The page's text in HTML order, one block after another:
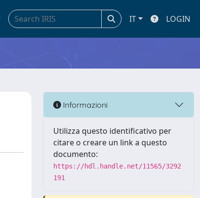
IT LOGIN
Informazioni
Utilizza questo identificativo per
citare o creare un link a questo
documento:
https://hdl.handle.net/11565/3292
191